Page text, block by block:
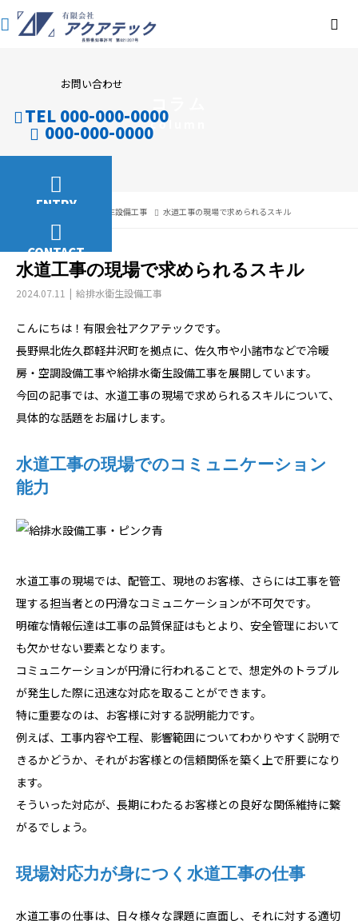
お問い合わせ
TEL 000-000-0000
000-000-0000
ENTRY
CONTACT
column
給排水衛生設備工事 水道工事の現場で求められるスキル
水道工事の現場で求められるスキル
2024.07.11 給排水衛生設備工事
こんにちは！有限会社アクアテックです。
長野県北佐久郡軽井沢町を拠点に、佐久市や小諸市などで冷暖
房・空調設備工事や給排水衛生設備工事を展開しています。
今回の記事では、水道工事の現場で求められるスキルについて、
具体的な話題をお届けします。
水道工事の現場でのコミュニケーション
能力
水道工事の現場では、配管工、現地のお客様、さらには工事を管
理する担当者との円滑なコミュニケーションが不可欠です。
明確な情報伝達は工事の品質保証はもとより、安全管理において
も欠かせない要素となります。
コミュニケーションが円滑に行われることで、想定外のトラブル
が発生した際に迅速な対応を取ることができます。
特に重要なのは、お客様に対する説明能力です。
例えば、工事内容や工程、影響範囲についてわかりやすく説明で
きるかどうか、それがお客様との信頼関係を築く上で肝要になり
ます。
そういった対応が、長期にわたるお客様との良好な関係維持に繋
がるでしょう。
現場対応力が身につく水道工事の仕事
水道工事の仕事は、日々様々な課題に直面し、それに対する適切